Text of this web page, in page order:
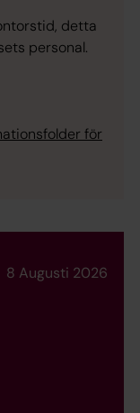
detta
personal.
för
8 Augusti 2026